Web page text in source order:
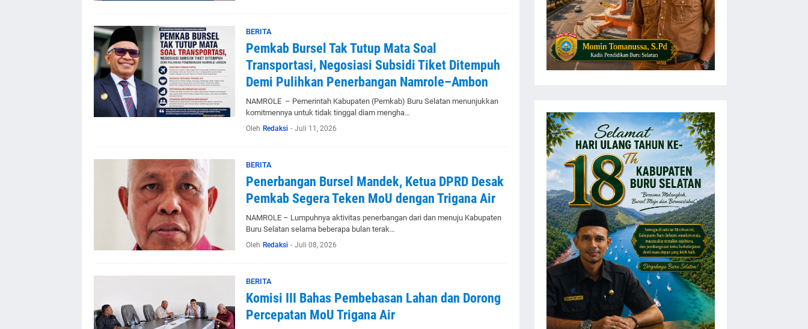
BERITA
Pemkab Bursel Tak Tutup Mata Soal
Transportasi, Negosiasi Subsidi Tiket Ditempuh
Demi Pulihkan Penerbangan Namrole–Ambon
NAMROLE – Pemerintah Kabupaten (Pemkab) Buru Selatan menunjukkan
komitmennya untuk tidak tinggal diam mengha…
Oleh Redaksi - Juli 11, 2026
BERITA
Penerbangan Bursel Mandek, Ketua DPRD Desak
Pemkab Segera Teken MoU dengan Trigana Air
NAMROLE – Lumpuhnya aktivitas penerbangan dari dan menuju Kabupaten
Buru Selatan selama beberapa bulan terak…
Oleh Redaksi - Juli 08, 2026
BERITA
Komisi III Bahas Pembebasan Lahan dan Dorong
Percepatan MoU Trigana Air